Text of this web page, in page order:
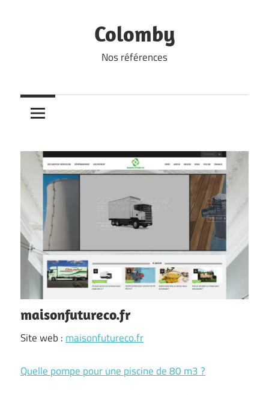
Colomby
Nos références
maisonfutureco.fr
Site web : maisonfutureco.fr
Quelle pompe pour une piscine de 80 m3 ?